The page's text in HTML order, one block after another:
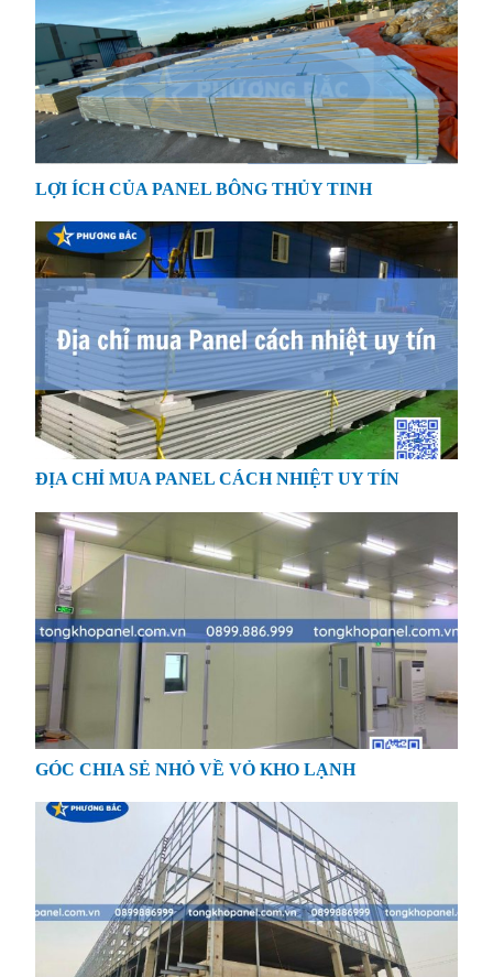
LỢI ÍCH CỦA PANEL BÔNG THỦY TINH
ĐỊA CHỈ MUA PANEL CÁCH NHIỆT UY TÍN
GÓC CHIA SẺ NHỎ VỀ VỎ KHO LẠNH